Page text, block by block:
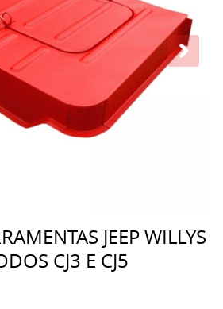
JEEP WILLYS
CJ3 E CJ5